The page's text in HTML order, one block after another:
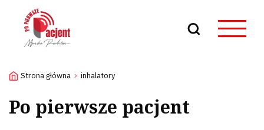
Strona główna inhalatory
Po pierwsze pacjent